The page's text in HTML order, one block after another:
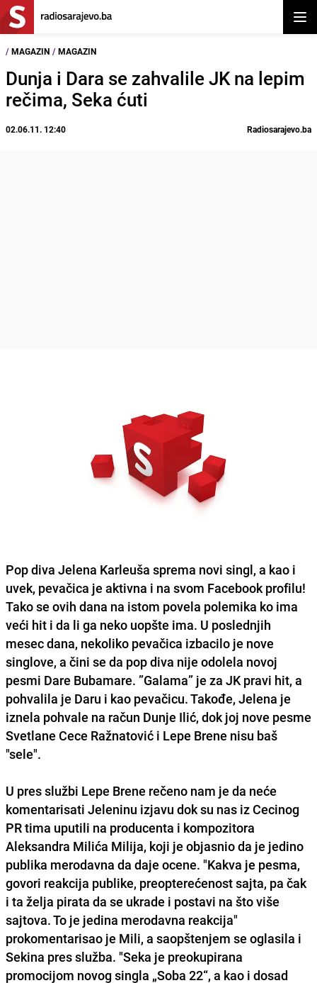
/ MAGAZIN / MAGAZIN
Dunja i Dara se zahvalile JK na lepim
rečima, Seka ćuti
02.06.11. 12:40 Radiosarajevo.ba
Pop diva Jelena Karleuša sprema novi singl, a kao i
uvek, pevačica je aktivna i na svom Facebook profilu!
Tako se ovih dana na istom povela polemika ko ima
veći hit i da li ga neko uopšte ima. U poslednjih
mesec dana, nekoliko pevačica izbacilo je nove
singlove, a čini se da pop diva nije odolela novoj
pesmi Dare Bubamare. ”Galama” je za JK pravi hit, a
pohvalila je Daru i kao pevačicu. Takođe, Jelena je
iznela pohvale na račun Dunje Ilić, dok joj nove pesme
Svetlane Cece Ražnatović i Lepe Brene nisu baš
"sele".
U pres službi Lepe Brene rečeno nam je da neće
komentarisati Jeleninu izjavu dok su nas iz Cecinog
PR tima uputili na producenta i kompozitora
Aleksandra Milića Milija, koji je objasnio da je jedino
publika merodavna da daje ocene. "Kakva je pesma,
govori reakcija publike, preopterećenost sajta, pa čak
i ta želja pirata da se ukrade i postavi na što više
sajtova. To je jedina merodavna reakcija"
prokomentarisao je Mili, a saopštenjem se oglasila i
Sekina pres služba. "Seka je preokupirana
promocijom novog singla „Soba 22“, a kao i dosad